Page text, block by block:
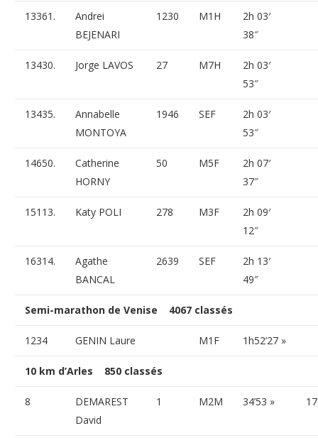
13361.
Andrei
BEJENARI
1230 M1H
2h 03′
38″
13430. Jorge LAVOS 27 M7H
2h 03′
53″
13435.
Annabelle
MONTOYA
1946 SEF
2h 03′
53″
14650.
Catherine
HORNY
50 M5F
2h 07′
37″
15113. Katy POLI 278 M3F
2h 09′
12″
16314.
Agathe
BANCAL
2639 SEF
2h 13′
49″
Semi-marathon de Venise 4067 classés
1234 GENIN Laure M1F 1h52’27 »
10 km d’Arles 850 classés
8
DEMAREST
David
1 M2M 34’53 »